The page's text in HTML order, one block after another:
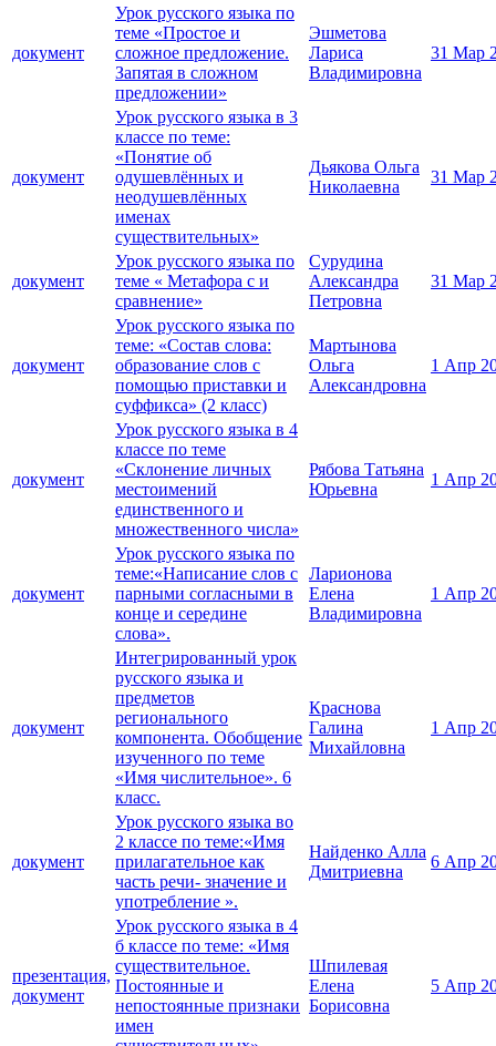
документ
Урок русского языка по
теме «Простое и
сложное предложение.
Запятая в сложном
предложении»
Эшметова
Лариса
Владимировна
31 Мар
документ
Урок русского языка в 3
классе по теме:
«Понятие об
одушевлённых и
неодушевлённых
именах
существительных»
Дьякова Ольга
Николаевна
31 Мар
документ
Урок русского языка по
теме « Метафора с и
сравнение»
Сурудина
Александра
Петровна
31 Мар
документ
Урок русского языка по
теме: «Состав слова:
образование слов с
помощью приставки и
суффикса» (2 класс)
Мартынова
Ольга
Александровна
1 Апр
документ
Урок русского языка в 4
классе по теме
«Склонение личных
местоимений
единственного и
множественного числа»
Рябова Татьяна
Юрьевна
1 Апр
документ
Урок русского языка по
теме:«Написание слов с
парными согласными в
конце и середине
слова».
Ларионова
Елена
Владимировна
1 Апр
документ
Интегрированный урок
русского языка и
предметов
регионального
компонента. Обобщение
изученного по теме
«Имя числительное». 6
класс.
Краснова
Галина
Михайловна
1 Апр
документ
Урок русского языка во
2 классе по теме:«Имя
прилагательное как
часть речи- значение и
употребление ».
Найденко Алла
Дмитриевна
6 Апр
презентация,
документ
Урок русского языка в 4
б классе по теме: «Имя
существительное.
Постоянные и
непостоянные признаки
имен
Шпилевая
Елена
Борисовна
5 Апр